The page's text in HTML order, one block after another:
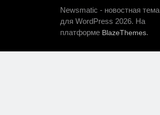
Newsmatic - новостная тема
для WordPress 2026. На
платформе BlazeThemes.